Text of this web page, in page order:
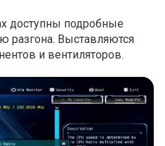
доступны подробные
разгона. Выставляются
и вентиляторов.